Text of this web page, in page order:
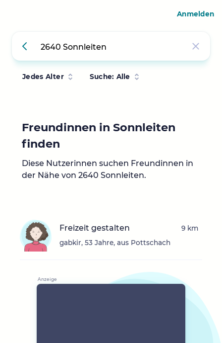
Jedes Alter Suche: Alle
Freundinnen in Sonnleiten
finden
Diese Nutzerinnen suchen Freundinnen in
der Nähe von 2640 Sonnleiten.
Freizeit gestalten
gabkir, 53 Jahre, aus Pottschach
9 km
Anmelden